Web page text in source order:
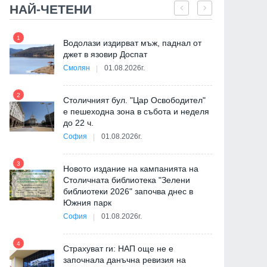
Доналд Тръмп: Ракетите
Patriot са ни необходими и на
нас
07.08.2026г.
Призоваха Запада за
установки
07.08.2026г.
НАЙ-ЧЕТЕНИ
1
Водолази издирват мъж, паднал от
джет в язовир Доспат
Смолян 01.08.2026г.
2
Столичният бул. "Цар Освободител"
е пешеходна зона в събота и неделя
до 22 ч.
София 01.08.2026г.
3
Новото издание на кампанията на
Столичната библиотека "Зелени
библиотеки 2026" започва днес в
Южния парк
София 01.08.2026г.
4
Страхуват ги: НАП още не е
започнала данъчна ревизия на